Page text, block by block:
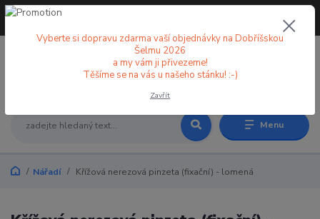
Menu
+420 773 998 582
Nářadí Křížová nerezová pinzeta (fixační) - lomená
Vyberte si dopravu zdarma vaší objednávky na Dobříšskou
Šelmu 2026
a my vám ji přivezeme!
Těšíme se na vás u našeho stánku! :-)
Zavřít